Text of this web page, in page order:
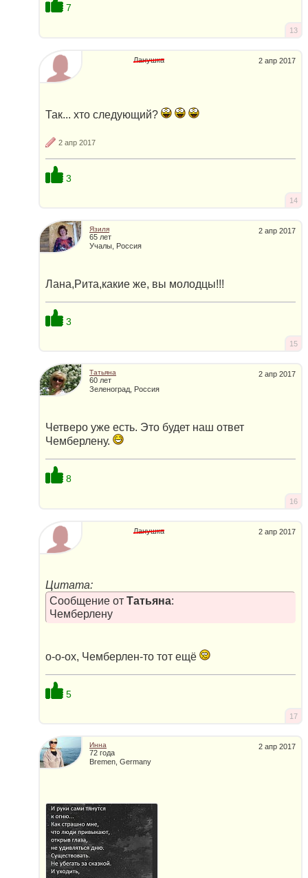
7
13
2 апр 2017
Ланушка
Так... хто следующий?
2 апр 2017
3
14
2 апр 2017
Язиля
65 лет
Учалы, Россия
Лана,Рита,какие же, вы молодцы!!!
3
15
2 апр 2017
Татьяна
60 лет
Зеленоград, Россия
Четверо уже есть. Это будет наш ответ
Чемберлену.
8
16
2 апр 2017
Ланушка
Цитата:
Сообщение от Татьяна:
Чемберлену
о-о-ох, Чемберлен-то тот ещё
5
17
2 апр 2017
Инна
72 года
Bremen, Germany